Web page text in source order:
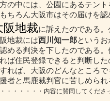
の中には、公園にあるテン
ちろん大阪市はその届けを
阪地裁に訴えたのである
地裁には西川知一郎というお
める判決を下したのである
ば住民登録できると判断し
れば、大阪のどんなところ
者と馬鹿裁判官に苦しめら
・・・・・・・内容に賛同してくださ